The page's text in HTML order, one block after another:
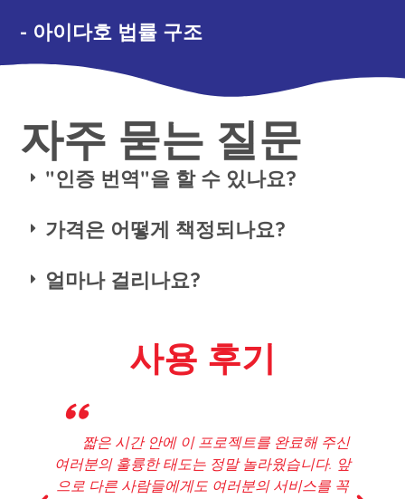
- 아이다호 법률 구조
자주 묻는 질문
"인증 번역"을 할 수 있나요?
가격은 어떻게 책정되나요?
얼마나 걸리나요?
사용 후기
"고마워요, 로저 - 이렇게 빨리 문제를 해결해
주셔서 정말 감사해요! 그 이상을 해주셔서 정말
감사합니다. 저에게 새로운 고객이 생겼고 번역